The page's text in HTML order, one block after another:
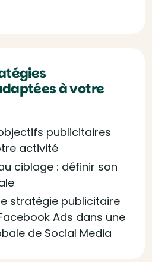
à votre
publicitaires
activité
ciblage : définir son
stratégie publicitaire
Ads dans une
de Social Media